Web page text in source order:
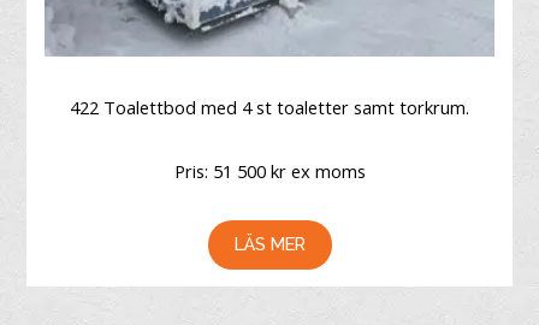
422 Toalettbod med 4 st toaletter samt torkrum.
Pris: 51 500 kr ex moms
LÄS MER